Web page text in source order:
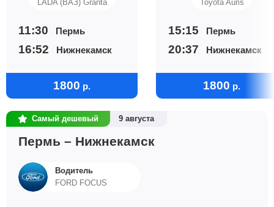
LADA (ВАЗ) Granta
11:30 Пермь
16:52 Нижнекамск
1800 р.
Toyota Auris
15:15 Пермь
20:37 Нижнекамск
1800 р.
Самый дешевый 9 августа
Пермь – Нижнекамск
Водитель
FORD FOCUS